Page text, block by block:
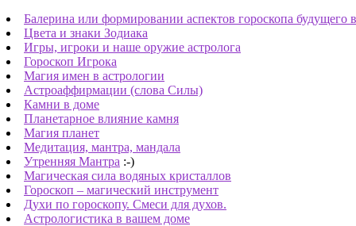
Балерина или формировании аспектов гороскопа будущего
Цвета и знаки Зодиака
Игры, игроки и наше оружие астролога
Гороскоп Игрока
Магия имен в астрологии
Астроаффирмации (слова Силы)
Камни в доме
Планетарное влияние камня
Магия планет
Медитация, мантра, мандала
Утренняя Мантра :-)
Магическая сила водяных кристаллов
Гороскоп – магический инструмент
Духи по гороскопу. Смеси для духов.
Астрологистика в вашем доме